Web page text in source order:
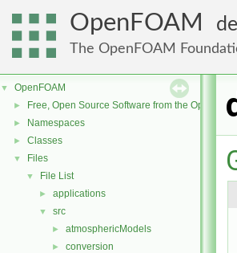
OpenFOAM
The OpenFOAM
▼ OpenFOAM
► Free, Open Source Software from the
► Namespaces
► Classes
▼ Files
▼ File List
► applications
▼ src
► atmosphericModels
► conversion